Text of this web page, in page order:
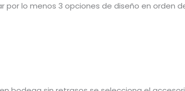
por lo menos 3 opciones de diseño en orden